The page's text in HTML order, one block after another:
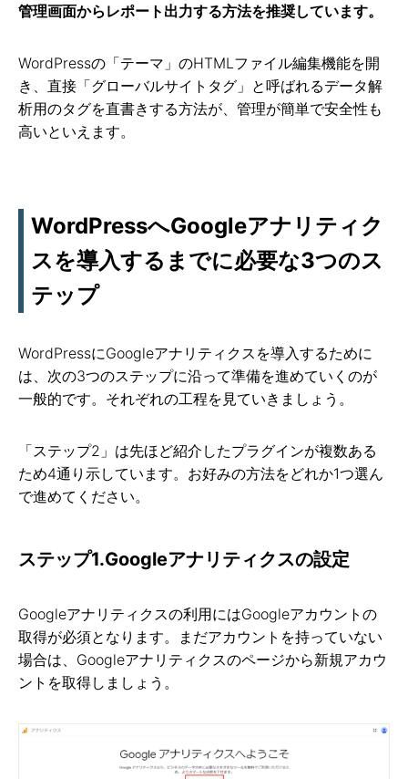
管理画面からレポート出力する方法を推奨しています。
WordPressの「テーマ」のHTMLファイル編集機能を開
き、直接「グローバルサイトタグ」と呼ばれるデータ解
析用のタグを直書きする方法が、管理が簡単で安全性も
高いといえます。
WordPressへGoogleアナリティク
スを導入するまでに必要な3つのス
テップ
WordPressにGoogleアナリティクスを導入するために
は、次の3つのステップに沿って準備を進めていくのが
一般的です。それぞれの工程を見ていきましょう。
「ステップ2」は先ほど紹介したプラグインが複数ある
ため4通り示しています。お好みの方法をどれか1つ選ん
で進めてください。
ステップ1.Googleアナリティクスの設定
Googleアナリティクスの利用にはGoogleアカウントの
取得が必須となります。まだアカウントを持っていない
場合は、Googleアナリティクスのページから新規アカウ
ントを取得しましょう。